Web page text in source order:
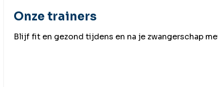
Onze trainers
Blijf fit en gezond tijdens en na je zwangerschap